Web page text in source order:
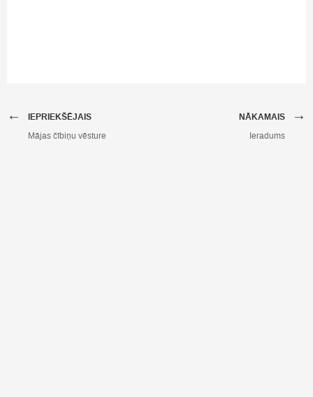
IEPRIEKŠĒJAIS
←
Mājas čībiņu vēsture
NĀKAMAIS →
Ieradums